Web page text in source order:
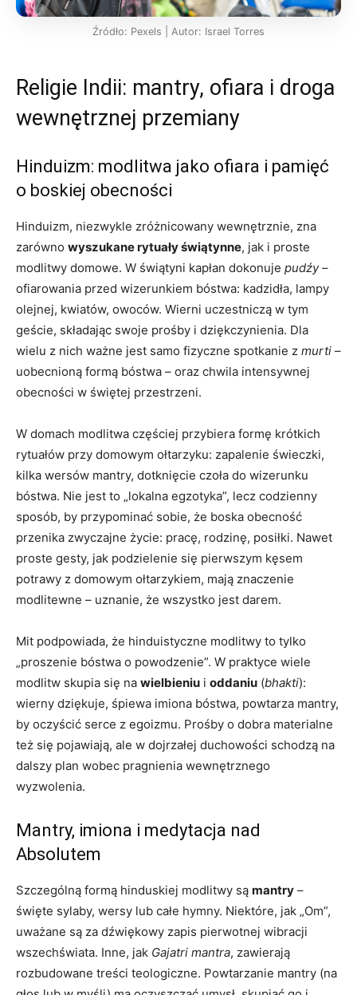
Źródło: Pexels | Autor: Israel Torres
Religie Indii: mantry, ofiara i droga
wewnętrznej przemiany
Hinduizm: modlitwa jako ofiara i pamięć
o boskiej obecności
Hinduizm, niezwykle zróżnicowany wewnętrznie, zna
zarówno wyszukane rytuały świątynne, jak i proste
modlitwy domowe. W świątyni kapłan dokonuje pudźy–
ofiarowania przed wizerunkiem bóstwa: kadzidła, lampy
olejnej, kwiatów, owoców. Wierni uczestniczą w tym
geście, składając swoje prośby i dziękczynienia. Dla
wielu z nich ważne jest samo fizyczne spotkanie z murti –
uobecnioną formą bóstwa – oraz chwila intensywnej
obecności w świętej przestrzeni.
W domach modlitwa częściej przybiera formę krótkich
rytuałów przy domowym ołtarzyku: zapalenie świeczki,
kilka wersów mantry, dotknięcie czoła do wizerunku
bóstwa. Nie jest to „lokalna egzotyka”, lecz codzienny
sposób, by przypominać sobie, że boska obecność
przenika zwyczajne życie: pracę, rodzinę, posiłki. Nawet
proste gesty, jak podzielenie się pierwszym kęsem
potrawy z domowym ołtarzykiem, mają znaczenie
modlitewne – uznanie, że wszystko jest darem.
Mit podpowiada, że hinduistyczne modlitwy to tylko
„proszenie bóstwa o powodzenie”. W praktyce wiele
modlitw skupia się na wielbieniu i oddaniu (bhakti):
wierny dziękuje, śpiewa imiona bóstwa, powtarza mantry,
by oczyścić serce z egoizmu. Prośby o dobra materialne
też się pojawiają, ale w dojrzałej duchowości schodzą na
dalszy plan wobec pragnienia wewnętrznego
wyzwolenia.
Mantry, imiona i medytacja nad
Absolutem
Szczególną formą hinduskiej modlitwy są mantry –
święte sylaby, wersy lub całe hymny. Niektóre, jak „Om”,
uważane są za dźwiękowy zapis pierwotnej wibracji
wszechświata. Inne, jak Gajatri mantra, zawierają
rozbudowane treści teologiczne. Powtarzanie mantry (na